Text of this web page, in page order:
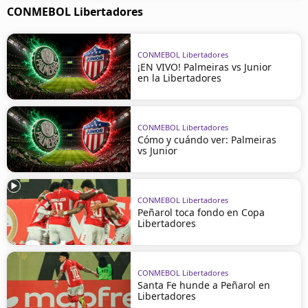
CONMEBOL Libertadores
CONMEBOL Libertadores
¡EN VIVO! Palmeiras vs Junior
en la Libertadores
CONMEBOL Libertadores
Cómo y cuándo ver: Palmeiras
vs Junior
CONMEBOL Libertadores
Peñarol toca fondo en Copa
Libertadores
CONMEBOL Libertadores
Santa Fe hunde a Peñarol en
Libertadores